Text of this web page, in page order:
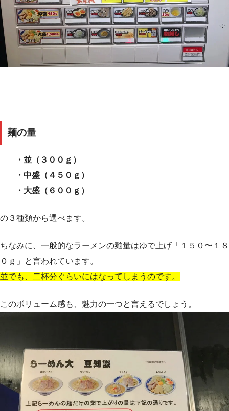
麺の量
・並（３００ｇ）
・中盛（４５０ｇ）
・大盛（６００ｇ）
の３種類から選べます。
ちなみに、一般的なラーメンの麺量はゆで上げ「１５０〜１８
０ｇ」と言われています。
並でも、二杯分ぐらいにはなってしまうのです。
このボリューム感も、魅力の一つと言えるでしょう。